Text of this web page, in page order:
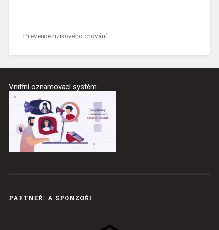
Prevence rizikového chování
Vnitřní oznamovací systém
PARTNEŘI A SPONZOŘI